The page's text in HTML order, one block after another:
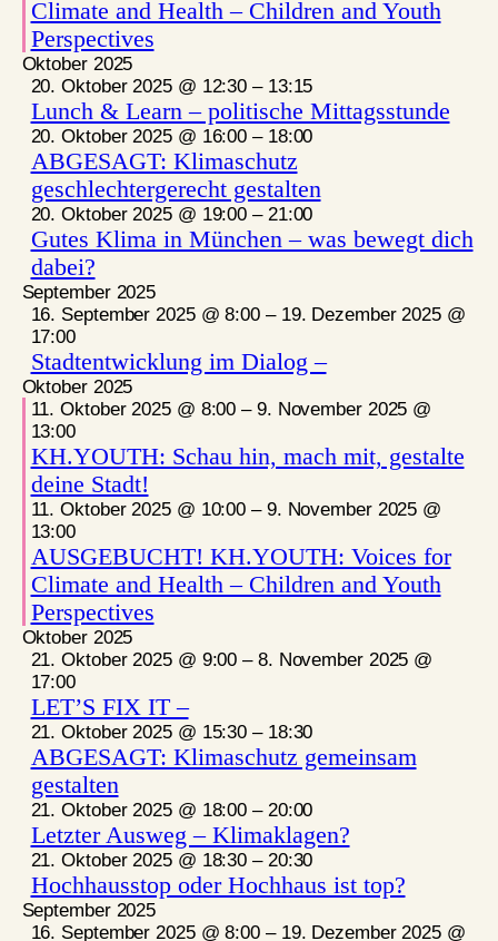
Climate and Health – Children and Youth
Perspectives
Oktober 2025
20. Oktober 2025 @ 12:30 – 13:15
Lunch & Learn – politische Mittagsstunde
20. Oktober 2025 @ 16:00 – 18:00
ABGESAGT: Klimaschutz
geschlechtergerecht gestalten
20. Oktober 2025 @ 19:00 – 21:00
Gutes Klima in München – was bewegt dich
dabei?
September 2025
16. September 2025 @ 8:00 – 19. Dezember 2025 @
17:00
Stadtentwicklung im Dialog –
Oktober 2025
11. Oktober 2025 @ 8:00 – 9. November 2025 @
13:00
KH.YOUTH: Schau hin, mach mit, gestalte
deine Stadt!
11. Oktober 2025 @ 10:00 – 9. November 2025 @
13:00
AUSGEBUCHT! KH.YOUTH: Voices for
Climate and Health – Children and Youth
Perspectives
Oktober 2025
21. Oktober 2025 @ 9:00 – 8. November 2025 @
17:00
LET’S FIX IT –
21. Oktober 2025 @ 15:30 – 18:30
ABGESAGT: Klimaschutz gemeinsam
gestalten
21. Oktober 2025 @ 18:00 – 20:00
Letzter Ausweg – Klimaklagen?
21. Oktober 2025 @ 18:30 – 20:30
Hochhausstop oder Hochhaus ist top?
September 2025
16. September 2025 @ 8:00 – 19. Dezember 2025 @